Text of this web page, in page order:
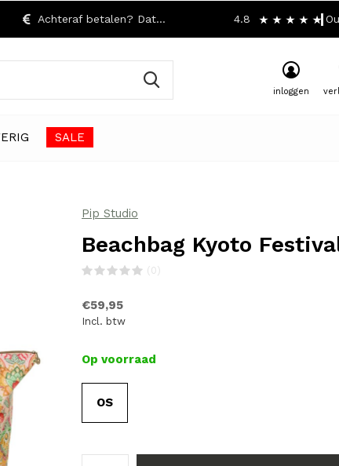
SALE
inloggen
Achteraf betalen? Dat kan! 4.8
Pip Studio
Beachbag Kyoto
(0)
€59,95
Incl. btw
Op voorraad
OS